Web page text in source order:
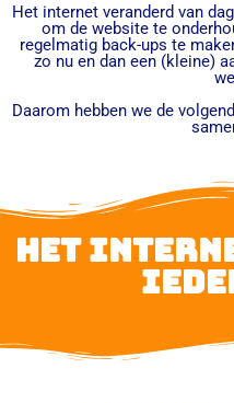
Het internet veranderd van
om de website te
regelmatig back-ups te
zo nu en dan een (kleine)
Daarom hebben we de
Het